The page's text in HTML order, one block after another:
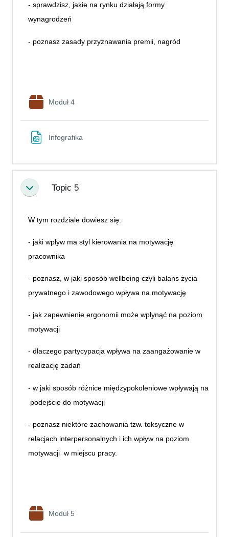
- sprawdzisz, jakie na rynku działają formy
wynagrodzeń
- poznasz zasady przyznawania premii, nagród
Moduł 4Pakiet SCORM
Infografika
MinimalizujTopic 5
W tym rozdziale dowiesz się:
- jaki wpływ ma styl kierowania na motywację
pracownika
- poznasz, w jaki sposób wellbeing czyli balans życia
prywatnego i zawodowego wpływa na motywację
- jak zapewnienie ergonomii może wpłynąć na poziom
motywacji
- dlaczego partycypacja wpływa na zaangażowanie w
realizację zadań
- w jaki sposób różnice międzypokoleniowe wpływają na
podejście do motywacji
- poznasz niektóre zachowania tzw. toksyczne w
relacjach interpersonalnych i ich wpływ na poziom
motywacji w miejscu pracy.
Moduł 5Pakiet SCORM